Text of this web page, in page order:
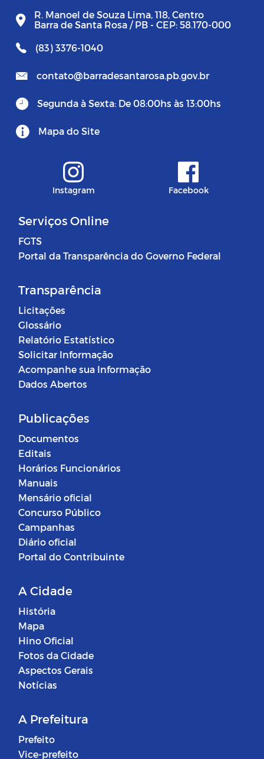
R. Manoel de Souza Lima, 118, Centro
Barra de Santa Rosa / PB - CEP: 58.170-000
(83) 3376-1040
contato@barradesantarosa.pb.gov.br
Segunda à Sexta: De 08:00hs às 13:00hs
Mapa do Site
Instagram Facebook
Serviços Online
FGTS
Portal da Transparência do Governo Federal
Transparência
Licitações
Glossário
Relatório Estatístico
Solicitar Informação
Acompanhe sua Informação
Dados Abertos
Publicações
Documentos
Editais
Horários Funcionários
Manuais
Mensário oficial
Concurso Público
Campanhas
Diário oficial
Portal do Contribuinte
A Cidade
História
Mapa
Hino Oficial
Fotos da Cidade
Aspectos Gerais
Notícias
A Prefeitura
Prefeito
Vice-prefeito